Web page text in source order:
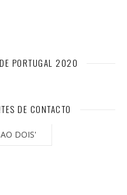
PORTUGAL 2020
DE CONTACTO
DOIS'